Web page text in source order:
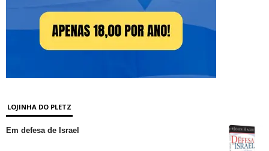
LOJINHA DO PLETZ
Em defesa de Israel